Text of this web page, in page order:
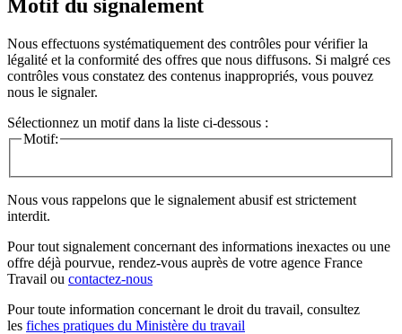
Motif du signalement
Nous effectuons systématiquement des contrôles pour vérifier la
légalité et la conformité des offres que nous diffusons. Si malgré ces
contrôles vous constatez des contenus inappropriés, vous pouvez
nous le signaler.
Sélectionnez un motif dans la liste ci-dessous :
Motif:
Nous vous rappelons que le signalement abusif est strictement
interdit.
Pour tout signalement concernant des informations inexactes ou une
offre déjà pourvue, rendez-vous auprès de votre agence France
Travail ou contactez-nous
Pour toute information concernant le droit du travail, consultez
les fiches pratiques du Ministère du travail